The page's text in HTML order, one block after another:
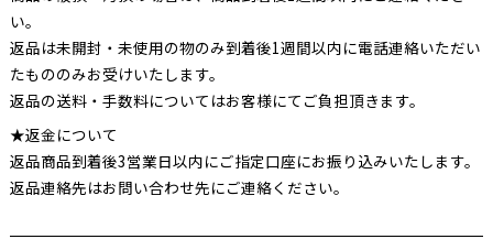
い。
返品は未開封・未使用の物のみ到着後1週間以内に電話連絡いただい
たもののみお受けいたします。
返品の送料・手数料についてはお客様にてご負担頂きます。
★返金について
返品商品到着後3営業日以内にご指定口座にお振り込みいたします。
返品連絡先はお問い合わせ先にご連絡ください。